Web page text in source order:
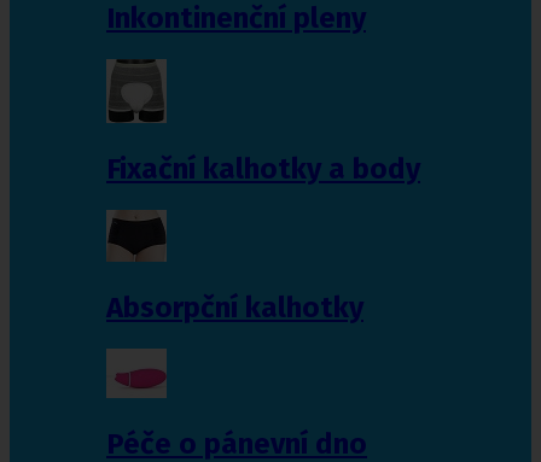
Inkontinenční pleny
Fixační kalhotky a body
Absorpční kalhotky
Péče o pánevní dno